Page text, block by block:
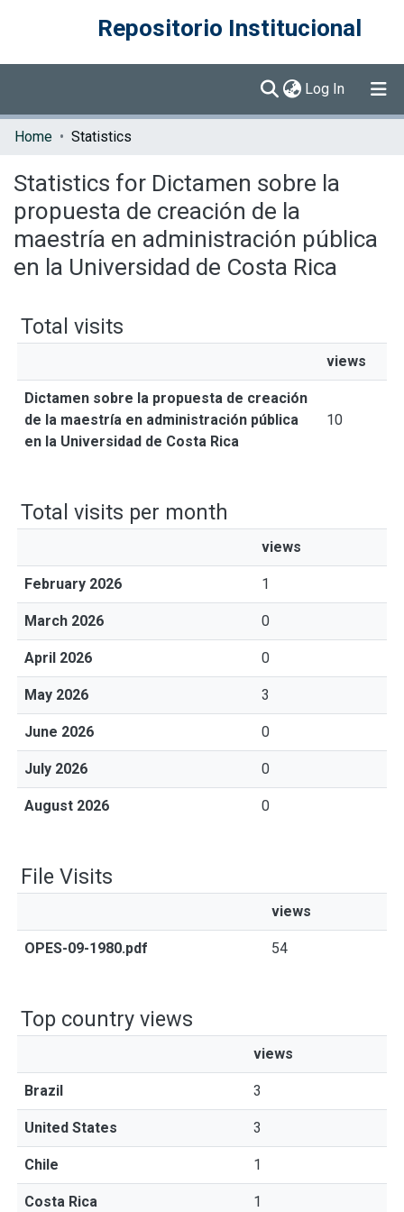
Repositorio Institucional
Log In (current)
Communities & Collections
Home Statistics
Statistics for Dictamen sobre la
propuesta de creación de la
maestría en administración pública
en la Universidad de Costa Rica
Total visits
views
Dictamen sobre la propuesta de creación
de la maestría en administración pública
en la Universidad de Costa Rica
10
Total visits per month
views
February 2026 1
March 2026 0
April 2026 0
May 2026 3
June 2026 0
July 2026 0
August 2026 0
File Visits
views
OPES-09-1980.pdf 54
Top country views
views
Brazil 3
United States 3
Chile 1
Costa Rica 1